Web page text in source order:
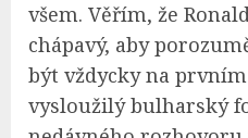
všem. Věřím, že
chápavý, aby
být vždycky na
vysloužilý bulharský